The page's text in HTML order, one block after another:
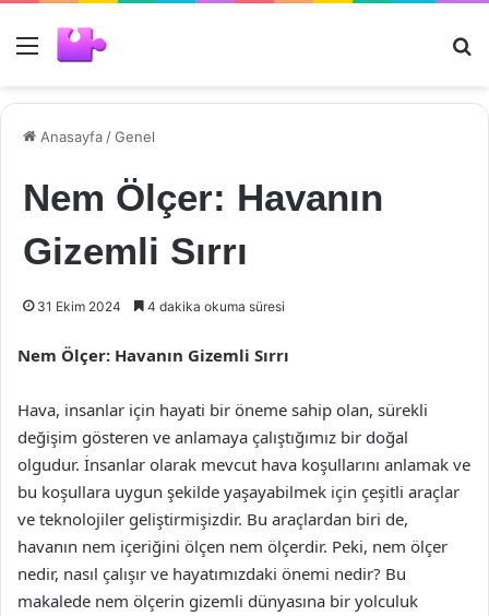
Menü
Anasayfa /Genel
Nem Ölçer: Havanın
Gizemli Sırrı
31 Ekim 2024 4 dakika okuma süresi
Nem Ölçer: Havanın Gizemli Sırrı
Hava, insanlar için hayati bir öneme sahip olan, sürekli
değişim gösteren ve anlamaya çalıştığımız bir doğal
olgudur. İnsanlar olarak mevcut hava koşullarını anlamak ve
bu koşullara uygun şekilde yaşayabilmek için çeşitli araçlar
ve teknolojiler geliştirmişizdir. Bu araçlardan biri de,
havanın nem içeriğini ölçen nem ölçerdir. Peki, nem ölçer
nedir, nasıl çalışır ve hayatımızdaki önemi nedir? Bu
makalede nem ölçerin gizemli dünyasına bir yolculuk